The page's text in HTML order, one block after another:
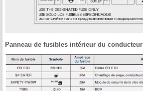
Panneau de fusibles intérieur du conducteur